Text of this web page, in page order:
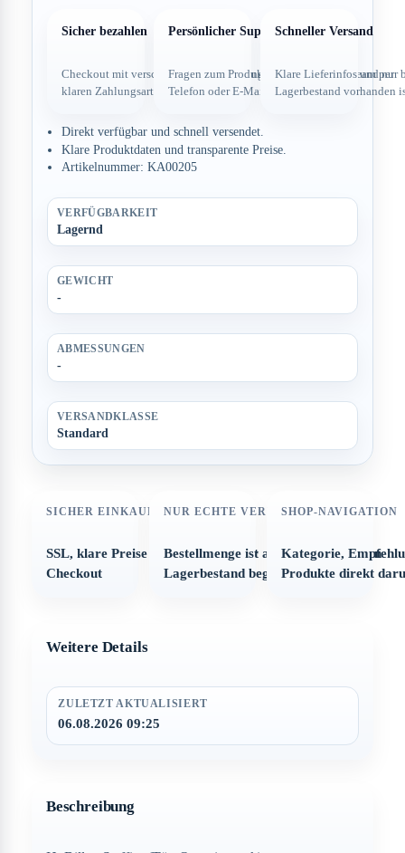
Sicher bezahlen
Checkout mit verschlüsselter Verbindung und
klaren Zahlungsarten.
Persönlicher Support
Fragen zum Produkt direkt über dein Team per
Telefon oder E-Mail.
Schneller Versand
Klare Lieferinfos und nur
Lagerbestand vorhanden
Direkt verfügbar und schnell versendet.
Klare Produktdaten und transparente Preise.
Artikelnummer: KA00205
VERFÜGBARKEIT
Lagernd
GEWICHT
-
ABMESSUNGEN
-
VERSANDKLASSE
Standard
SICHER EINKAUFEN
SSL, klare Preise und strukturierter
Checkout
NUR ECHTE VERFÜGBARKEIT
Bestellmenge ist automatisch auf den
Lagerbestand begrenzt
SHOP-NAVIGATION
Kategorie,
Produkte direkt
Weitere Details
ZULETZT AKTUALISIERT
06.08.2026 09:25
Beschreibung